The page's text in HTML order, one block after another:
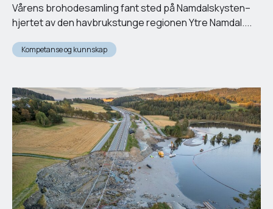
Vårens brohodesamling fant sted på Namdalskysten–
hjertet av den havbrukstunge regionen Ytre Namdal....
Kompetanse og kunnskap